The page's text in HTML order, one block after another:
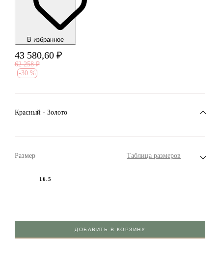
В избранноe
43 580,60 ₽
62 258 ₽
-30 %
Красный - Золото
Размер Таблица размеров
16.5
ДОБАВИТЬ В КОРЗИНУ